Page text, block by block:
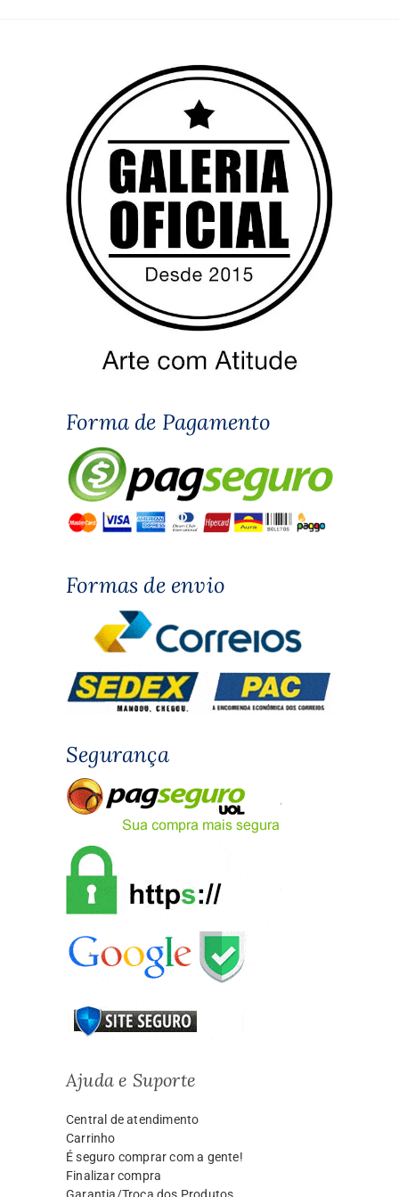
Forma de Pagamento
Formas de envio
Segurança
Ajuda e Suporte
Central de atendimento
Carrinho
É seguro comprar com a gente!
Finalizar compra